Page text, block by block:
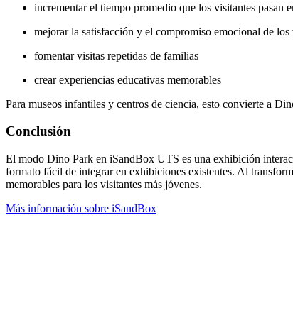
incrementar el tiempo promedio que los visitantes pasan
mejorar la satisfacción y el compromiso emocional de los
fomentar visitas repetidas de familias
crear experiencias educativas memorables
Para museos infantiles y centros de ciencia, esto convierte a
Conclusión
El modo Dino Park en iSandBox UTS es una exhibición
formato fácil de integrar en exhibiciones existentes. Al
memorables para los visitantes más jóvenes.
Más información sobre iSandBox